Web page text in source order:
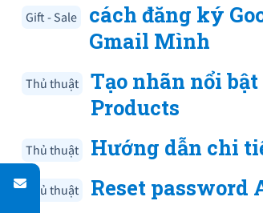
Gift - Sale
cách đăng ký
Gmail Mình
Thủ thuật
Tạo nhãn nổi
Products
Thủ thuật Hướng dẫn chi
Thủ thuật Reset password